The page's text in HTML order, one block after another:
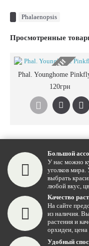
Phalaenopsis
Просмотренные
НЕТ В НАЛИЧИИ
Phal. Younghome
120грн
Большой
У нас можно
уголков мира.
выбрать
любой вкус,
Качество
На сайте
из наличия.
растения и
орхидеи, цена
Удобный